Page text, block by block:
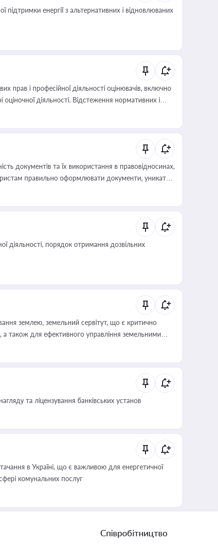
енергії з альтернативних і відновлюваних
прав і професійної діяльності оцінювачів, включно
діяльності. Відстеження нормативних і
або бухгалтера під час оподаткування,
суб'єктів оціночної діяльності
документів та їх використання в правовідносинах,
правильно оформлювати документи, уникати
та контрагентами
діяльності, порядок отримання дозвільних
землею, земельний сервітут, що є критично
також для ефективного управління земельними
та ліцензування банківських установ
в Україні, що є важливою для енергетичної
комунальних послуг
Співробітництво